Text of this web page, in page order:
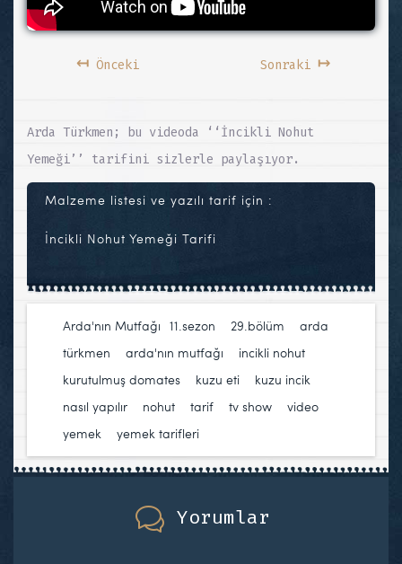
↤Önceki Sonraki ↦
Arda Türkmen; bu videoda ‘‘İncikli Nohut
Yemeği’’ tarifini sizlerle paylaşıyor.
Malzeme listesi ve yazılı tarif için :
İncikli Nohut Yemeği Tarifi
Arda'nın Mutfağı 11.sezon 29.bölüm
arda
türkmen
arda'nın mutfağı incikli nohut
kurutulmuş domates
kuzu eti kuzu incik
nasıl yapılır
nohut tarif tv show video
yemek
yemek tarifleri
Yorumlar